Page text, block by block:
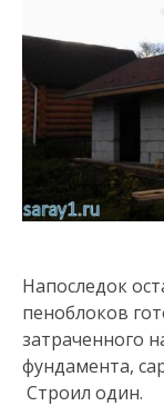
Напоследок
пеноблоков
затраченного
фундамента,
Строил один.